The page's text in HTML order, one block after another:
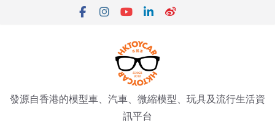
發源自香港的模型車、汽車、微縮模型、玩具及流行生活資
訊平台